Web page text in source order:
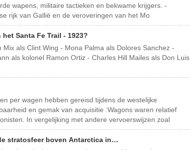
wapens, militaire tactieken en bekwame krijgers. -
rijk van Gallië en de veroveringen van het Mo
Santa Fe Trail - 1923?
als Clint Wing - Mona Palma als Dolores Sanchez -
als kolonel Ramon Ortiz - Charles Hill Mailes als Don Luis
per wagen hebben gereisd tijdens de westelijke
en gemak van acquisitie :Wagons waren relatief
In vergelijking met andere vervoerswijzen zoal
stratosfeer boven Antarctica in…